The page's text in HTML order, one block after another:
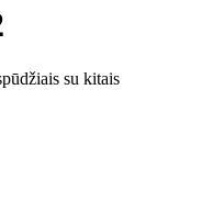
su kitais